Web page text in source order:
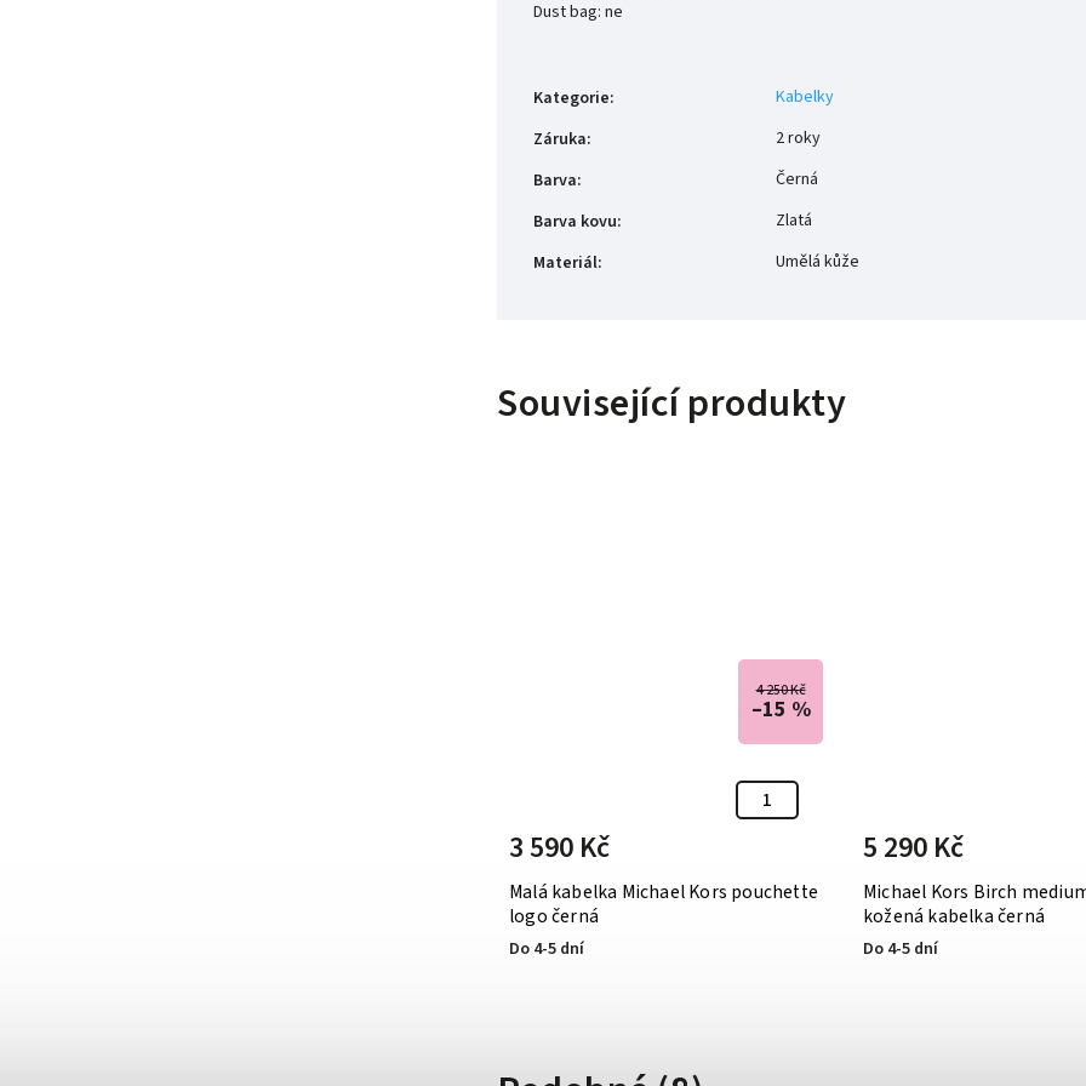
Dust bag: ne
Kategorie:
Kabelky
Záruka:
2 roky
Barva:
Černá
Barva kovu:
Zlatá
Materiál: Umělá kůže
Související produkty
4 250 Kč
–15 %
Malá kabelka Michael Kors pouchette
logo černá
Do 4-5 dní
3 590 Kč
Michael Kors Birch
kožená kabelka černá
Do 4-5 dní
5 290 Kč